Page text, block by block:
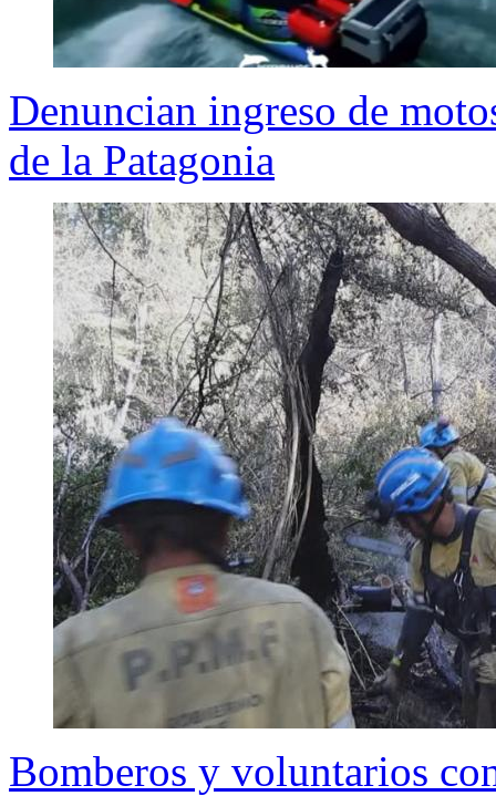
Denuncian ingreso de
de la Patagonia
Bomberos y voluntarios